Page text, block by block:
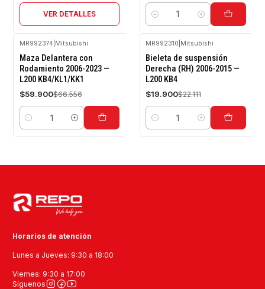
VER DETALLES
Cantidad
-10%
OFF
MR992374 Mitsubishi
Maza Delantera con
Rodamiento 2006-2023 —
L200 KB4/KL1/KK1
$59.900$66.556
Cantidad
-10%
OFF
MR992310 Mitsubishi
Bieleta de suspensión
Derecha (RH) 2006-2015 —
L200 KB4
$19.900$22.111
Cantidad
Horarios de atención
Lunes a Jueves: 9:30 a 18:00
Viernes: 9:30 a 17:00
Síguenos